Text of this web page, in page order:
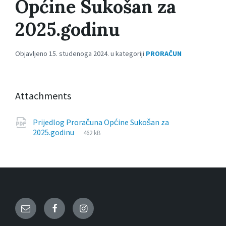
Općine Sukošan za
2025.godinu
Objavljeno 15. studenoga 2024. u kategoriji PRORAČUN
Attachments
Prijedlog Proračuna Općine Sukošan za
2025.godinu
File
pdf
File
462 kB
Email FacebookInstagram